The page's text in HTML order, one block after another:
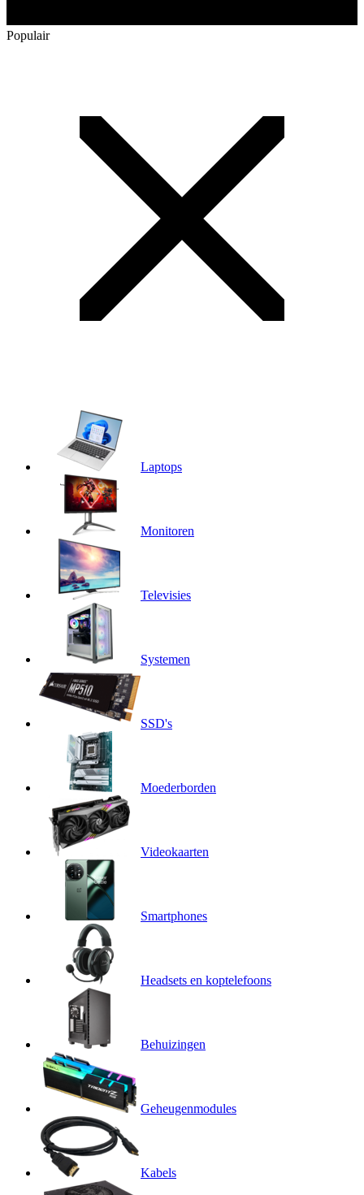
Populair
Laptops
Monitoren
Televisies
Systemen
SSD's
Moederborden
Videokaarten
Smartphones
Headsets en koptelefoons
Behuizingen
Geheugenmodules
Kabels